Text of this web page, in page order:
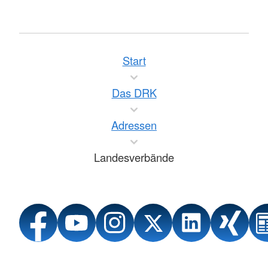
Start
Das DRK
Adressen
Landesverbände